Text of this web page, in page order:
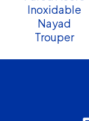
Inoxidable
Nayad
Trouper